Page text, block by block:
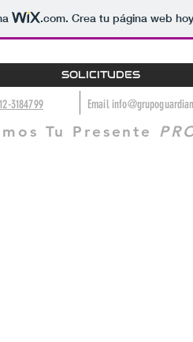
.com. Crea tu página web
SOLICITUDES
3184799 Email
Tu Presente